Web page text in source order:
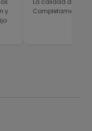
y
La calidad del
Completamente